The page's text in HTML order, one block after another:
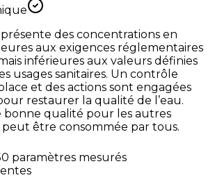
des concentrations en
aux exigences réglementaires
inférieures aux valeurs définies
usages sanitaires. Un contrôle
et des actions sont engagées
restaurer la qualité de l’eau.
bonne qualité pour les autres
peut être consommée par tous.
paramètres mesurés